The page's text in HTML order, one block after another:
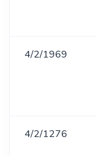
4/2/1969
4/2/1276